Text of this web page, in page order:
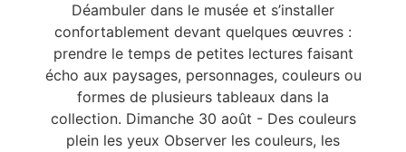
Déambuler dans le musée et s’installer
confortablement devant quelques œuvres :
prendre le temps de petites lectures faisant
écho aux paysages, personnages, couleurs ou
formes de plusieurs tableaux dans la
collection. Dimanche 30 août - Des couleurs
plein les yeux Observer les couleurs, les